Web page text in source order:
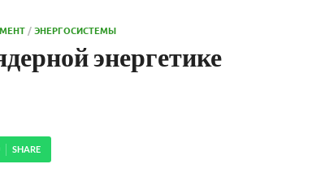
/ЭНЕРГОСИСТЕМЫ
энергетике
SHARE